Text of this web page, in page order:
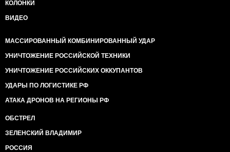
КОЛОНКИ
ВИДЕО
МАССИРОВАННЫЙ КОМБИНИРОВАННЫЙ УДАР
УНИЧТОЖЕНИЕ РОССИЙСКОЙ ТЕХНИКИ
УНИЧТОЖЕНИЕ РОССИЙСКИХ ОККУПАНТОВ
УДАРЫ ПО ЛОГИСТИКЕ РФ
АТАКА ДРОНОВ НА РЕГИОНЫ РФ
ОБСТРЕЛ
ЗЕЛЕНСКИЙ ВЛАДИМИР
РОССИЯ